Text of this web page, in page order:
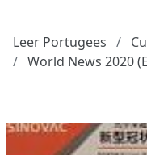
Leer Portugees
World News 2020